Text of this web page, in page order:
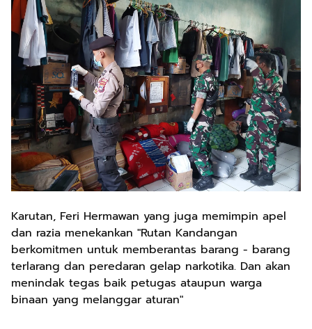
Karutan, Feri Hermawan yang juga memimpin apel
dan razia menekankan "Rutan Kandangan
berkomitmen untuk memberantas barang - barang
terlarang dan peredaran gelap narkotika. Dan akan
menindak tegas baik petugas ataupun warga
binaan yang melanggar aturan"